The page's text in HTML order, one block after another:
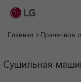
Главная Прачечное
Сушильная